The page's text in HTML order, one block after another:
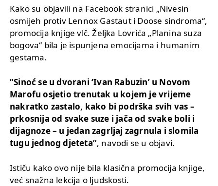
Kako su objavili na Facebook stranici „Nivesin
osmijeh protiv Lennox Gastaut i Doose sindroma“,
promocija knjige vlč. Željka Lovrića „Planina suza
bogova“ bila je ispunjena emocijama i humanim
gestama.
“Sinoć se u dvorani ‘Ivan Rabuzin’ u Novom
Marofu osjetio trenutak u kojem je vrijeme
nakratko zastalo, kako bi podrška svih vas –
prkosnija od svake suze i jača od svake boli i
dijagnoze – u jedan zagrljaj zagrnula i slomila
tugu jednog djeteta”, navodi se u objavi.
Ističu kako ovo nije bila klasična promocija knjige,
već snažna lekcija o ljudskosti.